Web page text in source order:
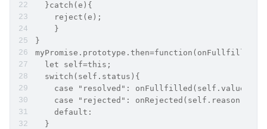
  }catch(e){
    reject(e);
    }
}
  let self=this;
  switch(self.status){
case "resolved": onFullfilled(self.value);
case "rejected": onRejected(self.reason);
    default:
  }